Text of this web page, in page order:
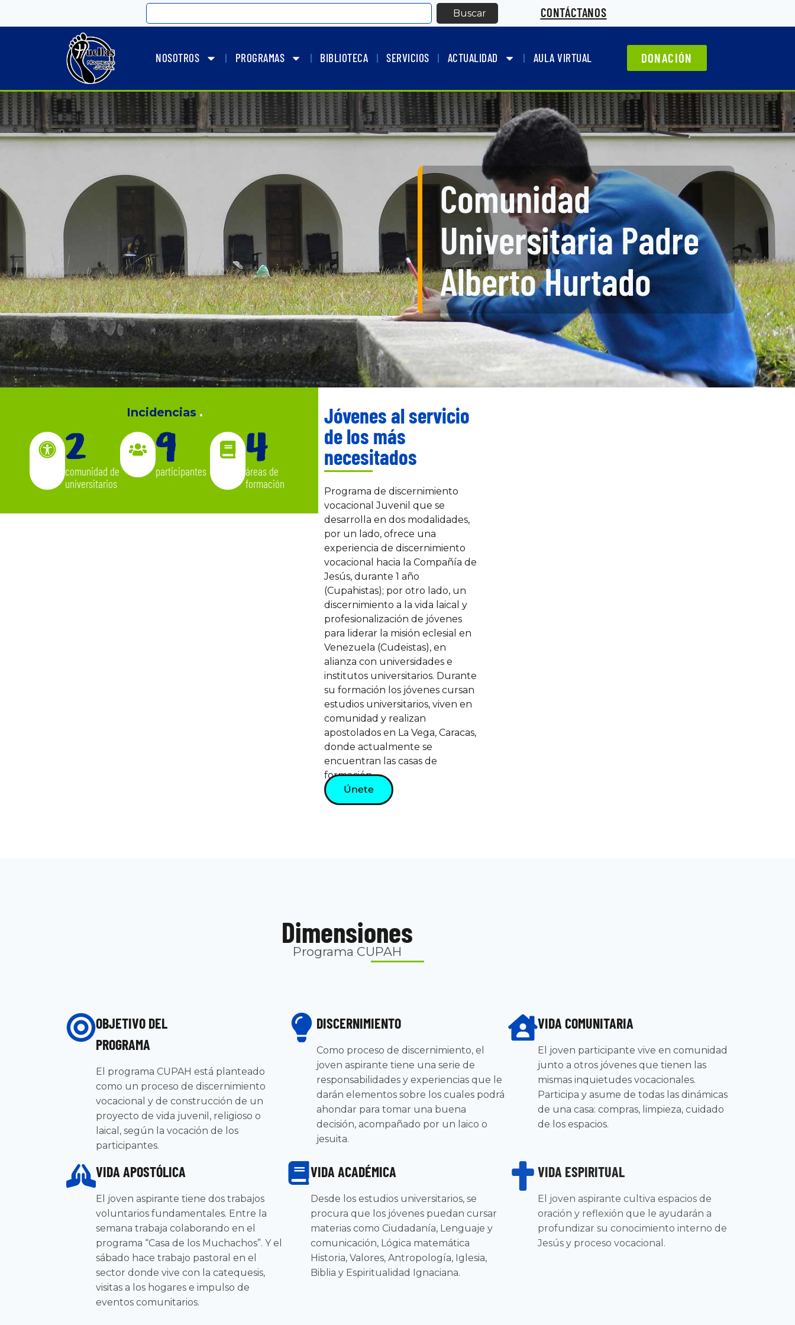
Buscar CONTÁCTANOS
NOSOTROS PROGRAMAS BIBLIOTECA SERVICIOS ACTUALIDAD AULA VIRTUAL DONACIÓN
Comunidad
Universitaria Padre
Alberto Hurtado
Incidencias .
comunidad de
universitarios
2 participantes
9
áreas de
formación
4
Jóvenes al servicio
de los más
necesitados
Programa de discernimiento
vocacional Juvenil que se
desarrolla en dos modalidades,
por un lado, ofrece una
experiencia de discernimiento
vocacional hacia la Compañía de
Jesús, durante 1 año
(Cupahistas); por otro lado, un
discernimiento a la vida laical y
profesionalización de jóvenes
para liderar la misión eclesial en
Venezuela (Cudeistas), en
alianza con universidades e
institutos universitarios. Durante
su formación los jóvenes cursan
estudios universitarios, viven en
comunidad y realizan
apostolados en La Vega, Caracas,
donde actualmente se
encuentran las casas de
formación.
Únete
Dimensiones
Programa CUPAH
OBJETIVO DEL
PROGRAMA
El programa CUPAH está planteado
como un proceso de discernimiento
vocacional y de construcción de un
proyecto de vida juvenil, religioso o
laical, según la vocación de los
participantes.
DISCERNIMIENTO
Como proceso de discernimiento, el
joven aspirante tiene una serie de
responsabilidades y experiencias que le
darán elementos sobre los cuales podrá
ahondar para tomar una buena
decisión, acompañado por un laico o
jesuita.
VIDA COMUNITARIA
El joven participante vive en comunidad
junto a otros jóvenes que tienen las
mismas inquietudes vocacionales.
Participa y asume de todas las dinámicas
de una casa: compras, limpieza, cuidado
de los espacios.
VIDA APOSTÓLICA
El joven aspirante tiene dos trabajos
voluntarios fundamentales. Entre la
semana trabaja colaborando en el
programa “Casa de los Muchachos”. Y el
sábado hace trabajo pastoral en el
sector donde vive con la catequesis,
visitas a los hogares e impulso de
eventos comunitarios.
VIDA ACADÉMICA
Desde los estudios universitarios, se
procura que los jóvenes puedan cursar
materias como Ciudadanía, Lenguaje y
comunicación, Lógica matemática
Historia, Valores, Antropología, Iglesia,
Biblia y Espiritualidad Ignaciana.
VIDA ESPIRITUAL
El joven aspirante cultiva espacios de
oración y reflexión que le ayudarán a
profundizar su conocimiento interno de
Jesús y proceso vocacional.